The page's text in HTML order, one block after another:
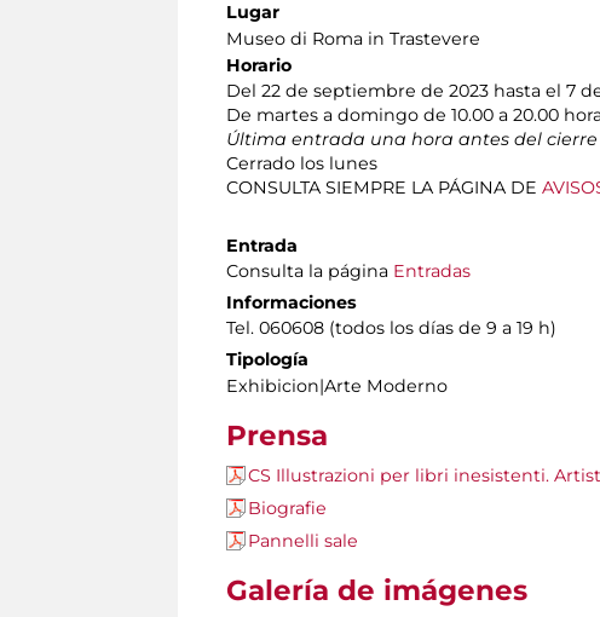
Lugar
Museo di Roma in Trastevere
Horario
Del 22 de septiembre de 2023 hasta el 7
De martes a domingo de 10.00 a 20.00
Última entrada una hora antes del cierre
Cerrado los lunes
CONSULTA SIEMPRE LA PÁGINA DE
Entrada
Consulta la página Entradas
Informaciones
Tel. 060608 (todos los días de 9 a 19 h)
Tipología
Exhibicion|Arte Moderno
Prensa
CS Illustrazioni per libri inesistenti.
Biografie
Pannelli sale
Galería de imágenes